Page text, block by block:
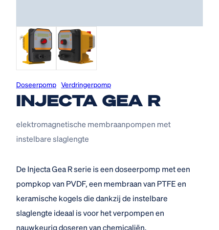
Doseerpomp Verdringerpomp
INJECTA GEA R
elektromagnetische membraanpompen met
instelbare slaglengte
De Injecta Gea R serie is een doseerpomp met een
pompkop van PVDF, een membraan van PTFE en
keramische kogels die dankzij de instelbare
slaglengte ideaal is voor het verpompen en
nauwkeurig doseren van chemicaliën.